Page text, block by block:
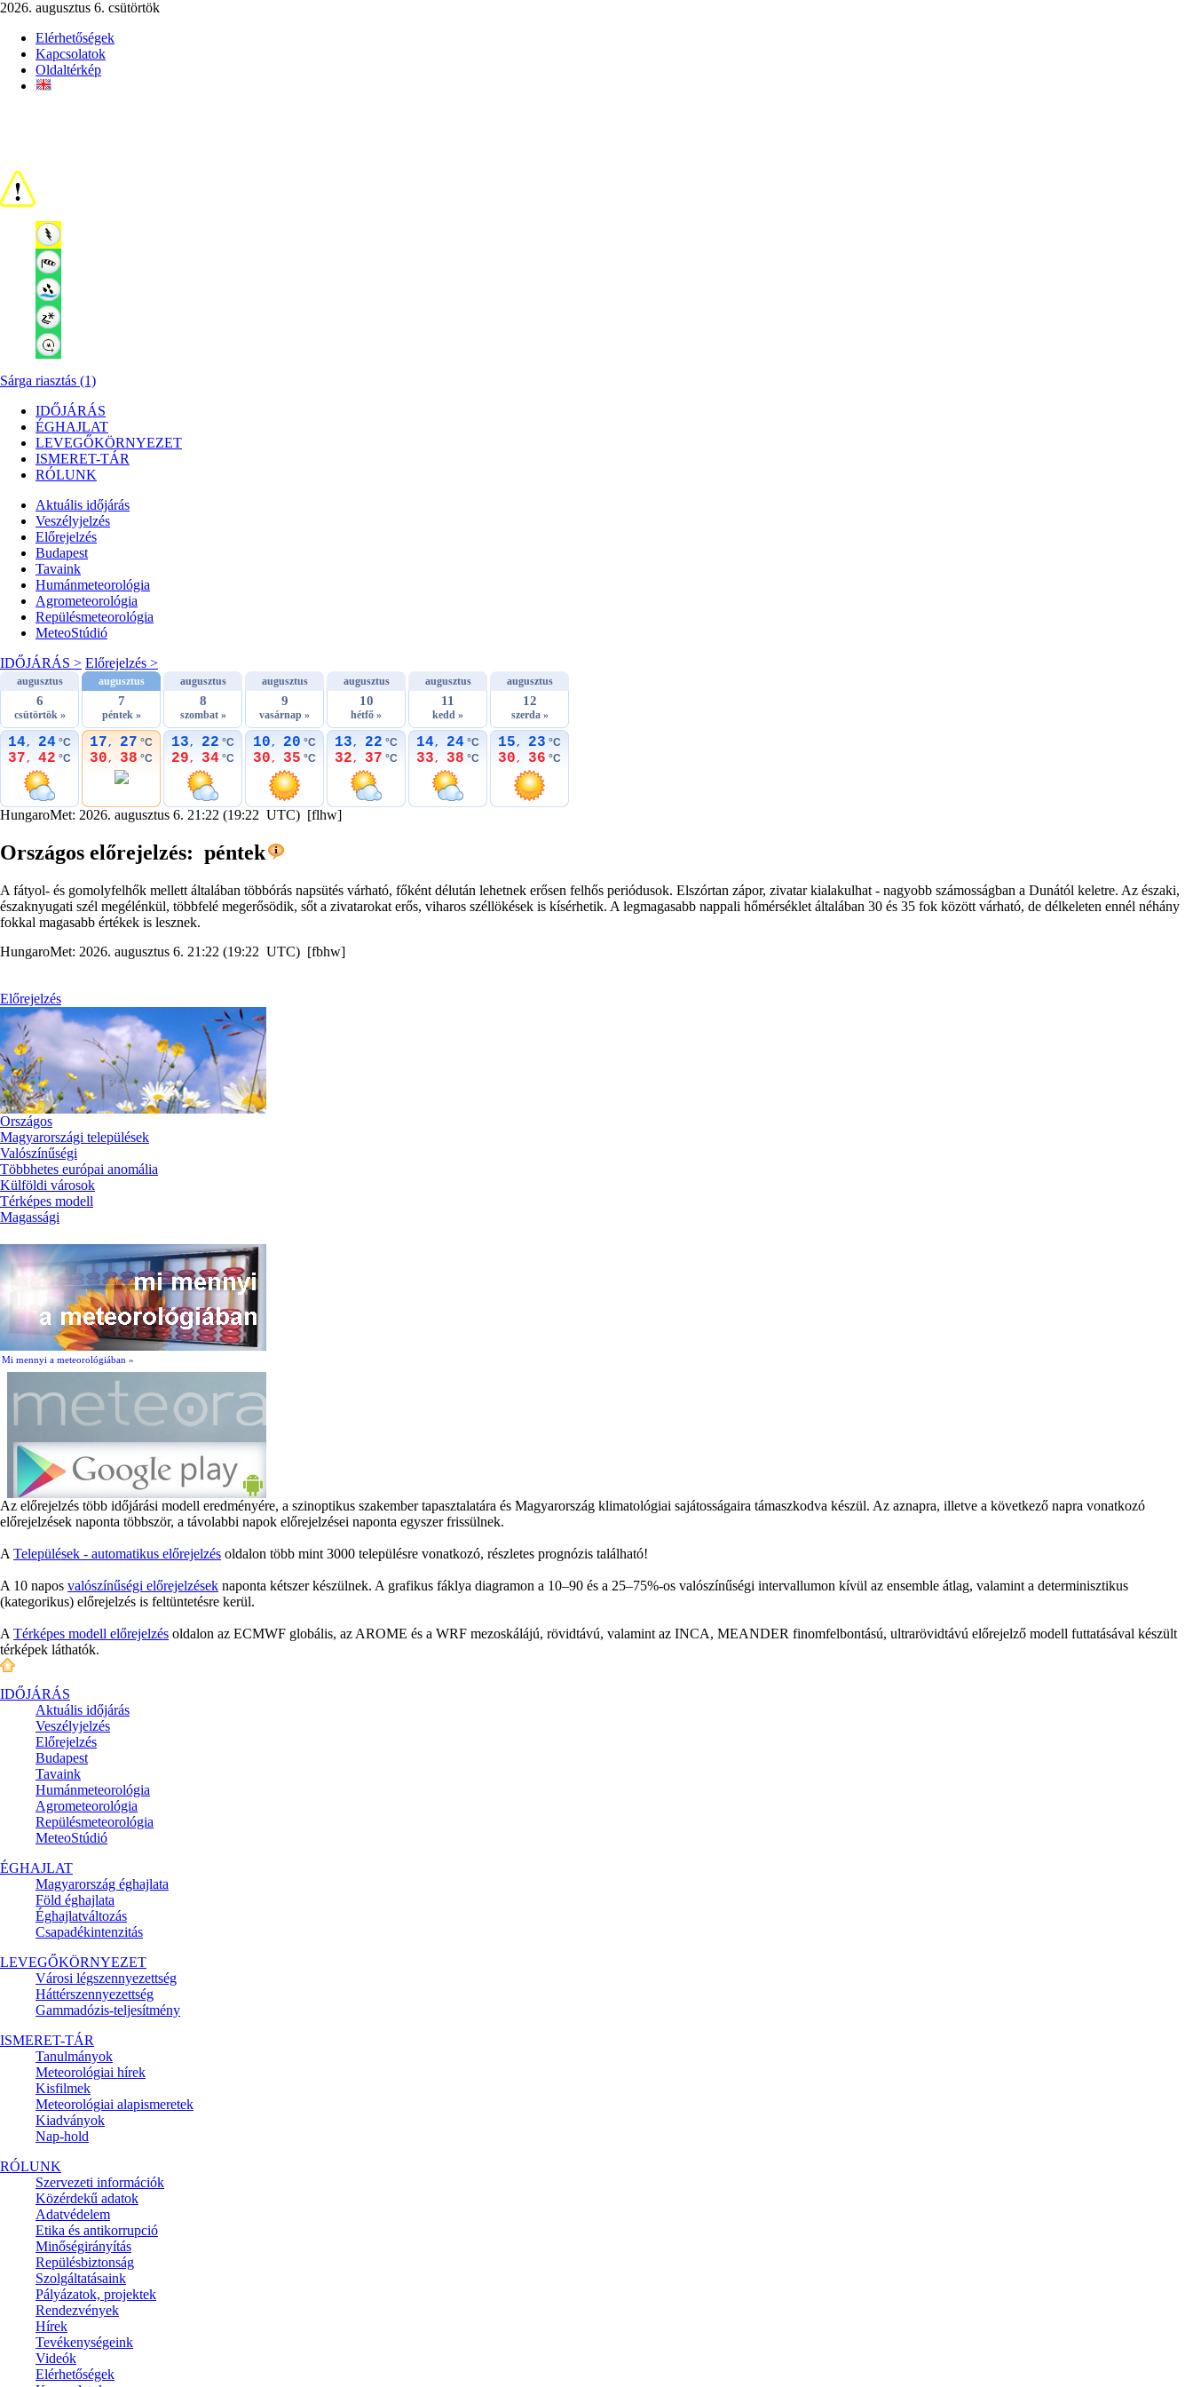
2026. augusztus 6. csütörtök
Elérhetőségek
Kapcsolatok
Oldaltérkép
Sárga riasztás (1)
IDŐJÁRÁS
ÉGHAJLAT
LEVEGŐKÖRNYEZET
ISMERET-TÁR
RÓLUNK
Aktuális időjárás
Veszélyjelzés
Előrejelzés
Budapest
Tavaink
Humánmeteorológia
Agrometeorológia
Repülésmeteorológia
MeteoStúdió
IDŐJÁRÁS > Előrejelzés >
augusztus
6
csütörtök »
14, 24 °C
37, 42 °C
augusztus
7
péntek »
17, 27 °C
30, 38 °C
augusztus
8
szombat »
13, 22 °C
29, 34 °C
augusztus
9
vasárnap »
10, 20 °C
30, 35 °C
augusztus
10
hétfő »
13, 22 °C
32, 37 °C
augusztus
11
kedd »
14, 24 °C
33, 38 °C
augusztus
12
szerda »
15, 23 °C
30, 36 °C
HungaroMet: 2026. augusztus 6. 21:22 (19:22 UTC) [flhw]
Országos előrejelzés: péntek
A fátyol- és gomolyfelhők mellett általában többórás napsütés várható, főként délután lehetnek erősen felhős periódusok. Elszórtan zápor, zivatar kialakulhat - nagyobb számosságban a Dunától keletre. Az északi,
északnyugati szél megélénkül, többfelé megerősödik, sőt a zivatarokat erős, viharos széllökések is kísérhetik. A legmagasabb nappali hőmérséklet általában 30 és 35 fok között várható, de délkeleten ennél néhány
fokkal magasabb értékek is lesznek.
HungaroMet: 2026. augusztus 6. 21:22 (19:22 UTC) [fbhw]
Előrejelzés
Országos
Magyarországi települések
Valószínűségi
Többhetes európai anomália
Külföldi városok
Térképes modell
Magassági
Mi mennyi a meteorológiában »
Az előrejelzés több időjárási modell eredményére, a szinoptikus szakember tapasztalatára és Magyarország klimatológiai sajátosságaira támaszkodva készül. Az aznapra, illetve a következő napra vonatkozó
előrejelzések naponta többször, a távolabbi napok előrejelzései naponta egyszer frissülnek.
A Települések - automatikus előrejelzés oldalon több mint 3000 településre vonatkozó, részletes prognózis található!
A 10 napos valószínűségi előrejelzések naponta kétszer készülnek. A grafikus fáklya diagramon a 10–90 és a 25–75%-os valószínűségi intervallumon kívül az ensemble átlag, valamint a determinisztikus
(kategorikus) előrejelzés is feltüntetésre kerül.
A Térképes modell előrejelzés oldalon az ECMWF globális, az AROME és a WRF mezoskálájú, rövidtávú, valamint az INCA, MEANDER finomfelbontású, ultrarövidtávú előrejelző modell futtatásával készült
térképek láthatók.
IDŐJÁRÁS
Aktuális időjárás
Veszélyjelzés
Előrejelzés
Budapest
Tavaink
Humánmeteorológia
Agrometeorológia
Repülésmeteorológia
MeteoStúdió
ÉGHAJLAT
Magyarország éghajlata
Föld éghajlata
Éghajlatváltozás
Csapadékintenzitás
LEVEGŐKÖRNYEZET
Városi légszennyezettség
Háttérszennyezettség
Gammadózis-teljesítmény
ISMERET-TÁR
Tanulmányok
Meteorológiai hírek
Kisfilmek
Meteorológiai alapismeretek
Kiadványok
Nap-hold
RÓLUNK
Szervezeti információk
Közérdekű adatok
Adatvédelem
Etika és antikorrupció
Minőségirányítás
Repülésbiztonság
Szolgáltatásaink
Pályázatok, projektek
Rendezvények
Hírek
Tevékenységeink
Videók
Elérhetőségek